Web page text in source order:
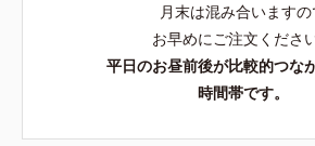
月末は混み合います
お早めにご注文ください
平日のお昼前後が比較的つな
時間帯です。